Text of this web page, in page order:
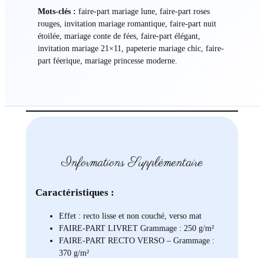
Mots-clés : faire-part mariage lune, faire-part roses
rouges, invitation mariage romantique, faire-part nuit
étoilée, mariage conte de fées, faire-part élégant,
invitation mariage 21×11, papeterie mariage chic, faire-
part féerique, mariage princesse moderne.
Informations Supplémentaire
Caractéristiques :
Effet : recto lisse et non couché, verso mat
FAIRE-PART LIVRET Grammage : 250 g/m²
FAIRE-PART RECTO VERSO – Grammage :
370 g/m²